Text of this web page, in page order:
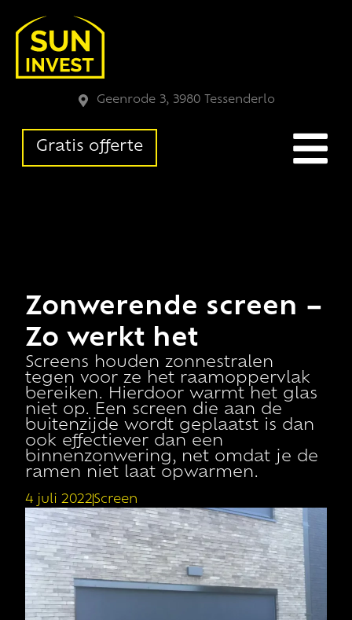
Geenrode 3, 3980 Tessenderlo
Gratis offerte
Zonwerende screen –
Zo werkt het
Screens houden zonnestralen
tegen voor ze het raamoppervlak
bereiken. Hierdoor warmt het glas
niet op. Een screen die aan de
buitenzijde wordt geplaatst is dan
ook effectiever dan een
binnenzonwering, net omdat je de
ramen niet laat opwarmen.
4 juli 2022Screen